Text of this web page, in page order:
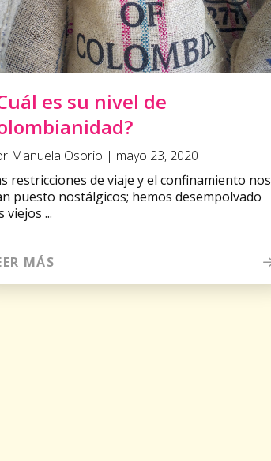
es su nivel de
Manuela Osorio | mayo 23, 2020
restricciones de viaje y el confinamiento nos
puesto nostálgicos; hemos desempolvado
viejos ...
MÁS